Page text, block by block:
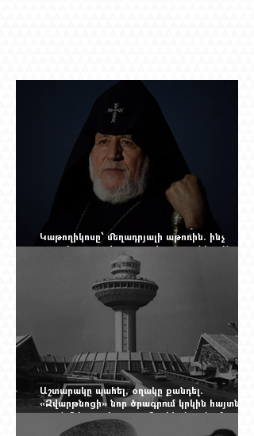
Կաթողիկոսը՝ մեղադրյալի աթոռին. ինչ
սպասել այսօրվա դատավարությունից: Yerevan
Online Mag.-ի մեծ ռեպորտաժը
Աշտարակը պահել, օղակը քանդել.
«Զվարթնոցի» նոր ծրագրում կրկին հայտնվել
տասնմեկ տարի առաջ մերժված լուծումը:
Yerevan Online Mag.-ի մեծ ռեպորտաժը